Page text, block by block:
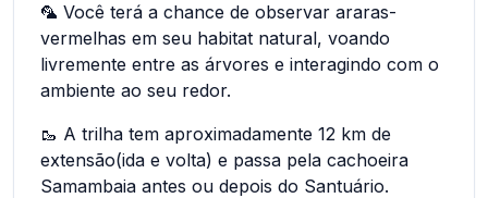
🦜 Você terá a chance de observar araras-
vermelhas em seu habitat natural, voando
livremente entre as árvores e interagindo com o
ambiente ao seu redor.
🥾 A trilha tem aproximadamente 12 km de
extensão(ida e volta) e passa pela cachoeira
Samambaia antes ou depois do Santuário.